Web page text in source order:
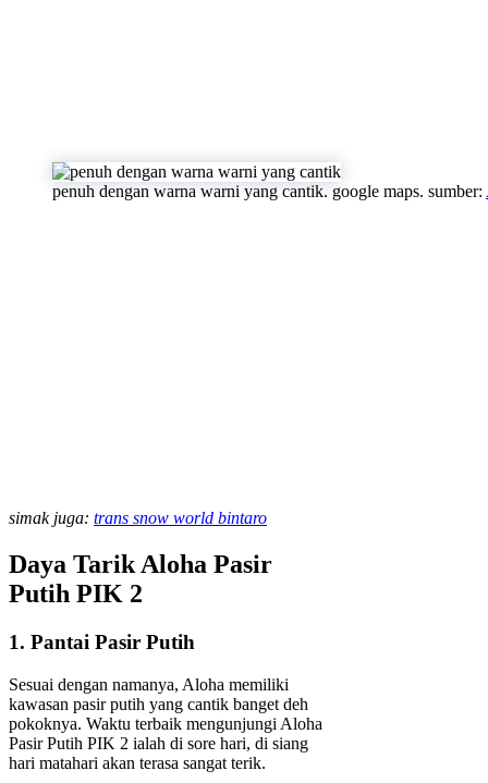
penuh dengan warna warni yang cantik. google maps. sumber:
simak juga: trans snow world bintaro
Daya Tarik Aloha Pasir
Putih PIK 2
1. Pantai Pasir Putih
Sesuai dengan namanya, Aloha memiliki
kawasan pasir putih yang cantik banget deh
pokoknya. Waktu terbaik mengunjungi Aloha
Pasir Putih PIK 2 ialah di sore hari, di siang
hari matahari akan terasa sangat terik.